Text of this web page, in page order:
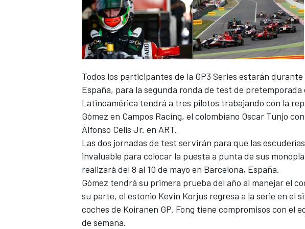
MÁS
Todos los participantes de la GP3 Series estarán
España, para la segunda ronda de test de
Latinoamérica tendrá a tres pilotos trabajando con la
Gómez en Campos Racing, el colombiano Oscar Tunjo
Alfonso Celis Jr. en ART.
Las dos jornadas de test servirán para que las
invaluable para colocar la puesta a punta de sus
realizará del 8 al 10 de mayo en Barcelona, España.
Gómez tendrá su primera prueba del año al manejar el
su parte, el estonio Kevin Korjus regresa a la serie en el
coches de Koiranen GP. Fong tiene compromisos con el
de semana.